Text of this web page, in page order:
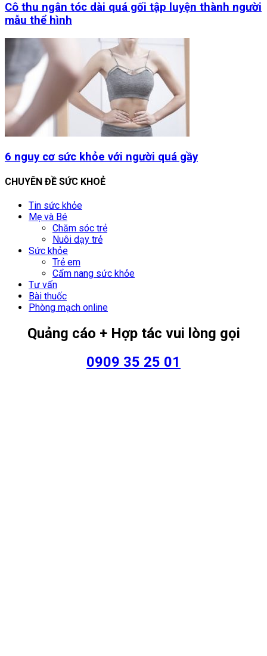
Cô thu ngân tóc dài quá gối tập luyện thành người
mẫu thể hình
6 nguy cơ sức khỏe với người quá gầy
CHUYÊN ĐỀ SỨC KHOẺ
Tin sức khỏe
Mẹ và Bé
Chăm sóc trẻ
Nuôi dạy trẻ
Sức khỏe
Trẻ em
Cẩm nang sức khỏe
Tư vấn
Bài thuốc
Phòng mạch online
Quảng cáo + Hợp tác vui lòng gọi
0909 35 25 01